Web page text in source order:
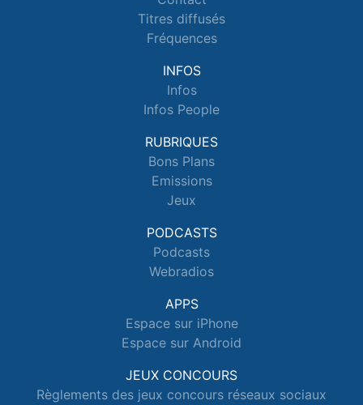
Titres diffusés
Fréquences
INFOS
Infos
Infos People
RUBRIQUES
Bons Plans
Emissions
Jeux
PODCASTS
Podcasts
Webradios
APPS
Espace sur iPhone
Espace sur Android
JEUX CONCOURS
Règlements des jeux concours réseaux sociaux